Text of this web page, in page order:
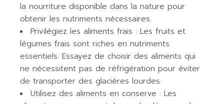
la nourriture disponible dans la nature pour
obtenir les nutriments nécessaires.
Privilégiez les aliments frais : Les fruits et
légumes frais sont riches en nutriments
essentiels. Essayez de choisir des aliments qui
ne nécessitent pas de réfrigération pour éviter
de transporter des glacières lourdes.
Utilisez des aliments en conserve : Les